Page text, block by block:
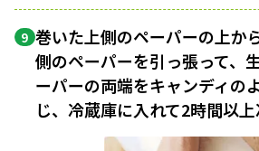
9 巻いた上側のペーパーの上か
側のペーパーを引っ張って、
ーパーの両端をキャンディの
じ、冷蔵庫に入れて2時間以上